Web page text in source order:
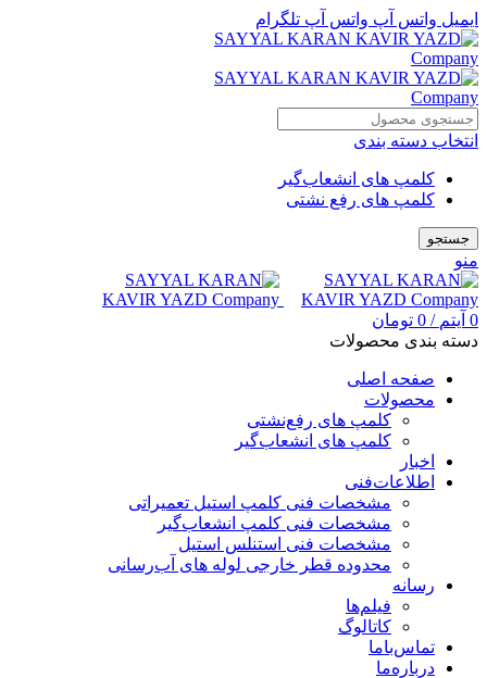
ایمیل واتس آپ واتس آپ تلگرام
انتخاب دسته بندی
کلمپ های انشعاب‌گیر
کلمپ های رفع نشتی
جستجو
منو
0 آیتم /
0 تومان
دسته بندی محصولات
صفحه اصلی
محصولات
کلمپ های رفع‌نشتی
کلمپ های انشعاب‌گیر
اخبار
اطلاعات‌فنی
مشخصات فنی کلمپ استیل تعمیراتی
مشخصات فنی کلمپ انشعاب‌گیر
مشخصات فنی استنلس استیل
محدوده قطر خارجی لوله های آب‌رسانی
رسانه
فیلم‌ها
کاتالوگ
تماس‌با‌ما
درباره‌ما